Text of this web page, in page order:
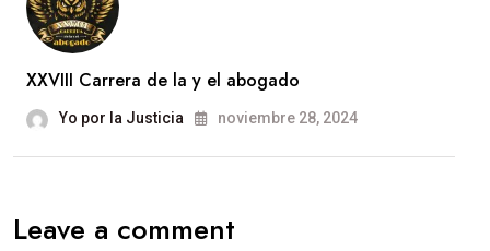
XXVIII Carrera de la y el abogado
Yo por la Justicia noviembre 28, 2024
Leave a comment